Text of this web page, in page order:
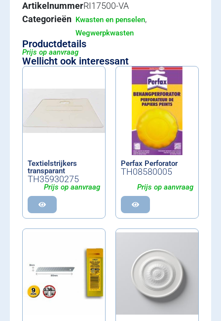
ArtikelnummerRI17500-VA
Categorieën Kwasten en penselen,
Wegwerpkwasten
Productdetails
Prijs op aanvraag
Wellicht ook interessant
Textielstrijkers
transparant
TH35930275
Prijs op aanvraag
Perfax Perforator
TH08580005
Prijs op aanvraag